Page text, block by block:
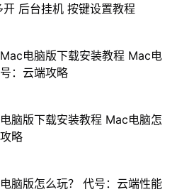
开 后台挂机 按键设置教程
电脑版下载安装教程 Mac电
：云端攻略
脑版下载安装教程 Mac电脑怎
略
脑版怎么玩？ 代号：云端性能